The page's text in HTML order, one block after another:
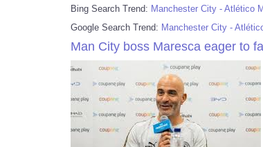
Bing Search Trend: Manchester City - Atlético
Google Search Trend: Manchester City -
Man City boss Maresca eager to